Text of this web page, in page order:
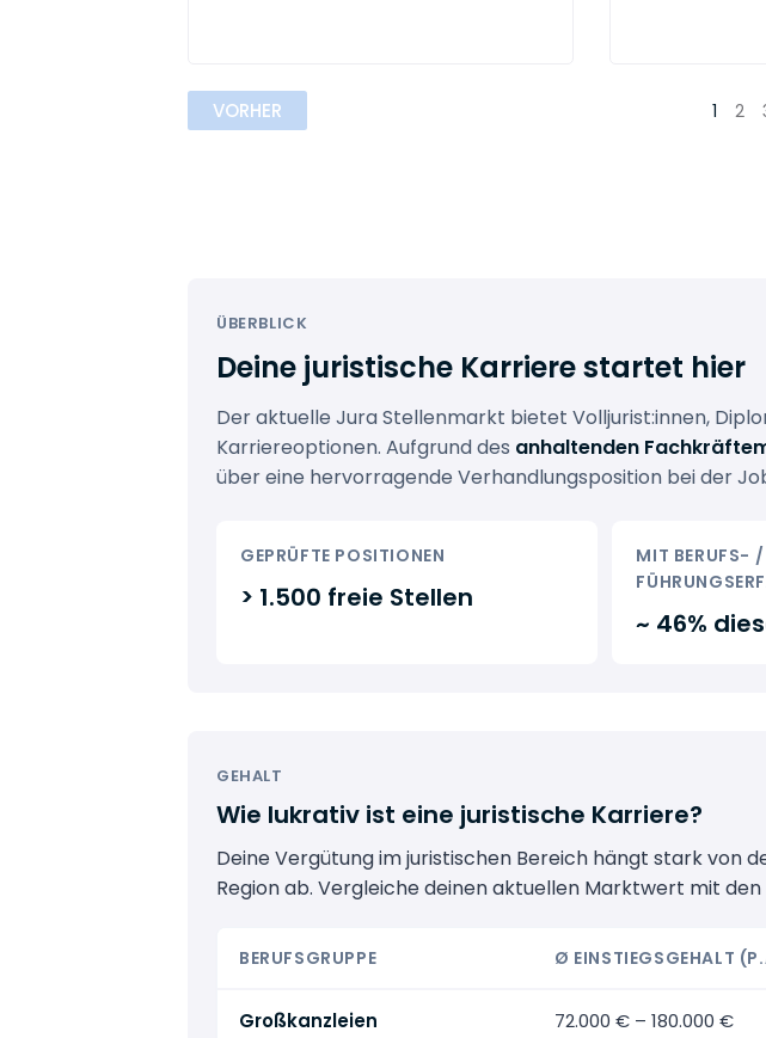
VORHER 1 2
ÜBERBLICK
Deine juristische Karriere startet hier
Der aktuelle Jura Stellenmarkt bietet Volljurist:innen,
Karriereoptionen. Aufgrund des anhaltenden
über eine hervorragende Verhandlungsposition bei der
GEPRÜFTE POSITIONEN
> 1.500 freie Stellen
MIT BERUFS- /
~ 46%
GEHALT
Wie lukrativ ist eine juristische Karriere?
Deine Vergütung im juristischen Bereich hängt stark von
Region ab. Vergleiche deinen aktuellen Marktwert mit
BERUFSGRUPPE Ø EINSTIEGSGEHALT
Großkanzleien 72.000 € – 180.000 €